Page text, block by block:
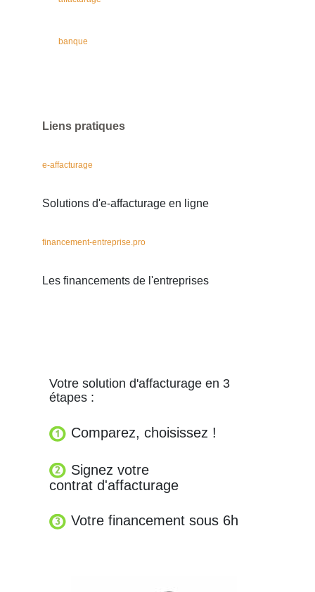
banque
Liens pratiques
e-affacturage
Solutions d'e-affacturage en ligne
financement-entreprise.pro
Les financements de l'entreprises
Votre solution d'affacturage en 3
étapes :
Comparez, choisissez !
Signez votre
contrat d'affacturage
Votre financement sous 6h